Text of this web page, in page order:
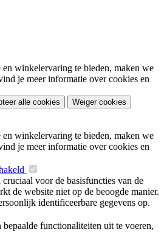
winkelervaring te bieden, maken we
je meer informatie over cookies en
alle cookies Weiger cookies
winkelervaring te bieden, maken we
je meer informatie over cookies en
voor de basisfuncties van de
de website niet op de beoogde manier.
identificeerbare gegevens op.
functionaliteiten uit te voeren,